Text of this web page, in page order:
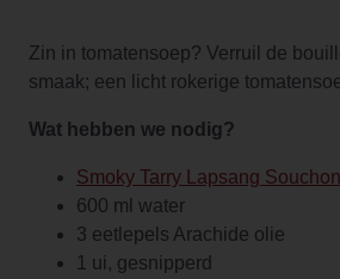
Zin in tomatensoep? Verruil de
smaak; een licht rokerige
Wat hebben we nodig?
Smoky Tarry Lapsang
600 ml water
3 eetlepels Arachide olie
1 ui, gesnipperd